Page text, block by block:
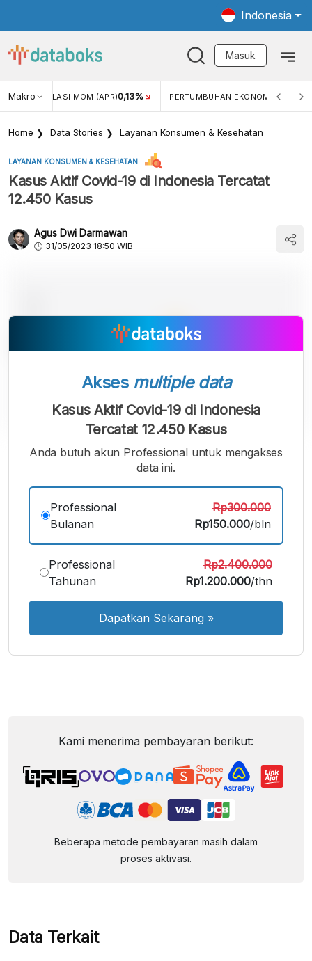
Indonesia
Masuk
Makro INFLASI MOM (APR)0,13% PERTUMBUHAN EKONOMI 5,11%
Home Data Stories Layanan Konsumen & Kesehatan
LAYANAN KONSUMEN & KESEHATAN
Kasus Aktif Covid-19 di Indonesia Tercatat
12.450 Kasus
Agus Dwi Darmawan
31/05/2023 18:50 WIB
A
Kecil
A
Font
A
Font
Besar
Akses multiple data
Kasus Aktif Covid-19 di Indonesia
Tercatat 12.450 Kasus
Anda butuh akun Professional untuk mengakses
data ini.
Professional
Bulanan
Rp300.000
Rp150.000/bln
Professional
Tahunan
Rp2.400.000
Rp1.200.000/thn
Dapatkan Sekarang »
Kami menerima pembayaran berikut:
Beberapa metode pembayaran masih dalam
proses aktivasi.
Data Terkait